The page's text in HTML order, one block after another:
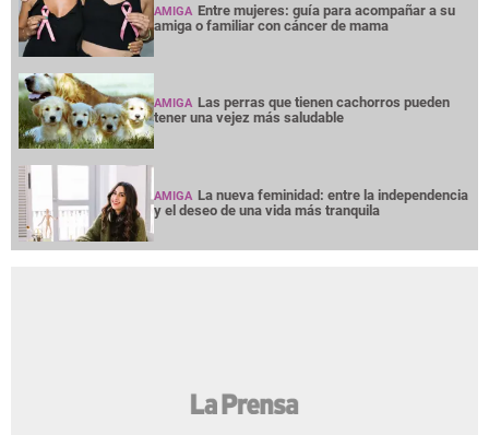
AMIGA Entre mujeres: guía para acompañar a su
amiga o familiar con cáncer de mama
AMIGA Las perras que tienen cachorros pueden
tener una vejez más saludable
AMIGA La nueva feminidad: entre la independencia
y el deseo de una vida más tranquila